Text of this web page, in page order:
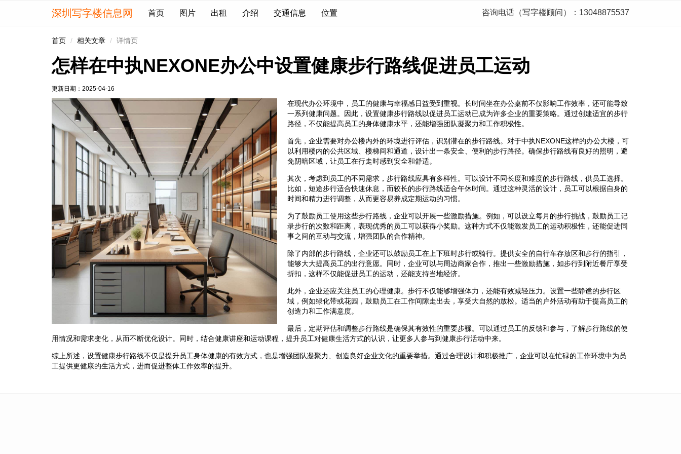
深圳写字楼信息网 首页 图片 出租 介绍 交通信息 位置 咨询电话（写字楼顾问）：13048875537
首页 相关文章 详情页
怎样在中执NEXONE办公中设置健康步行路线促进员工运动
更新日期： 2025-04-16
在现代办公环境中，员工的健康与幸福感日益受到重视。长时间坐在办公桌前不仅影响工作效率，还可能导致
一系列健康问题。因此，设置健康步行路线以促进员工运动已成为许多企业的重要策略。通过创建适宜的步行
路径，不仅能提高员工的身体健康水平，还能增强团队凝聚力和工作积极性。
首先，企业需要对办公楼内外的环境进行评估，识别潜在的步行路线。对于中执NEXONE这样的办公大楼，可
以利用楼内的公共区域、楼梯间和通道，设计出一条安全、便利的步行路径。确保步行路线有良好的照明，避
免阴暗区域，让员工在行走时感到安全和舒适。
其次，考虑到员工的不同需求，步行路线应具有多样性。可以设计不同长度和难度的步行路线，供员工选择。
比如，短途步行适合快速休息，而较长的步行路线适合午休时间。通过这种灵活的设计，员工可以根据自身的
时间和精力进行调整，从而更容易养成定期运动的习惯。
为了鼓励员工使用这些步行路线，企业可以开展一些激励措施。例如，可以设立每月的步行挑战，鼓励员工记
录步行的次数和距离，表现优秀的员工可以获得小奖励。这种方式不仅能激发员工的运动积极性，还能促进同
事之间的互动与交流，增强团队的合作精神。
除了内部的步行路线，企业还可以鼓励员工在上下班时步行或骑行。提供安全的自行车存放区和步行的指引，
能够大大提高员工的出行意愿。同时，企业可以与周边商家合作，推出一些激励措施，如步行到附近餐厅享受
折扣，这样不仅能促进员工的运动，还能支持当地经济。
此外，企业还应关注员工的心理健康。步行不仅能够增强体力，还能有效减轻压力。设置一些静谧的步行区
域，例如绿化带或花园，鼓励员工在工作间隙走出去，享受大自然的放松。适当的户外活动有助于提高员工的
创造力和工作满意度。
最后，定期评估和调整步行路线是确保其有效性的重要步骤。可以通过员工的反馈和参与，了解步行路线的使
用情况和需求变化，从而不断优化设计。同时，结合健康讲座和运动课程，提升员工对健康生活方式的认识，让更多人参与到健康步行活动中来。
综上所述，设置健康步行路线不仅是提升员工身体健康的有效方式，也是增强团队凝聚力、创造良好企业文化的重要举措。通过合理设计和积极推广，企业可以在忙碌的工作环境中为员
工提供更健康的生活方式，进而促进整体工作效率的提升。